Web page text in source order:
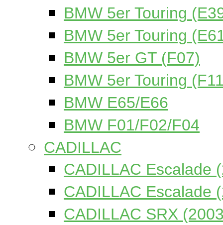
BMW 5er Touring
BMW 5er Touring
BMW 5er GT (F07)
BMW 5er Touring
BMW E65/E66
BMW F01/F02/F04
CADILLAC
CADILLAC Escalade
CADILLAC Escalade
CADILLAC SRX